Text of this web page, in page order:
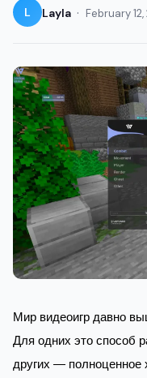
L Layla · February
Мир видеоигр давно
Для одних это способ
других —